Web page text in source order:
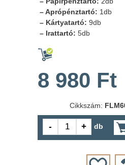
– Aprópénztartó: 1db
– Kártyatartó: 9db
– Irattartó: 5db
8 980 Ft
Cikkszám:
db